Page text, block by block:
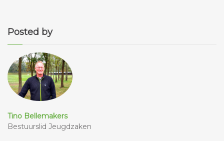
Posted by
Tino Bellemakers
Bestuurslid Jeugdzaken